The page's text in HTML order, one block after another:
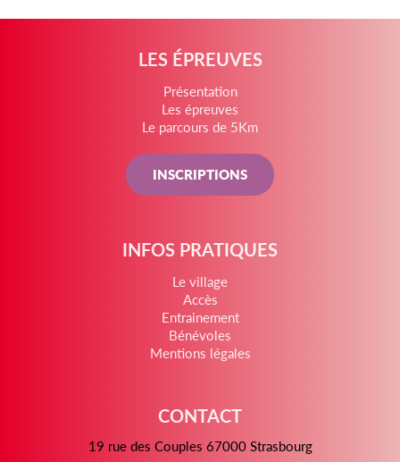
LES ÉPREUVES
Présentation
Les épreuves
Le parcours de 5Km
INSCRIPTIONS
INFOS PRATIQUES
Le village
Accès
Entrainement
Bénévoles
Mentions légales
CONTACT
19 rue des Couples 67000 Strasbourg